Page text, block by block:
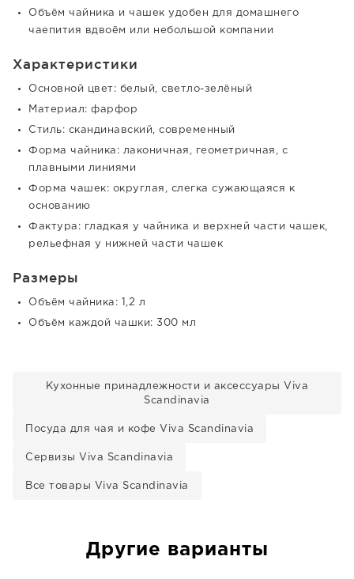
Объём чайника и чашек удобен для домашнего
чаепития вдвоём или небольшой компании
Характеристики
Основной цвет: белый, светло-зелёный
Материал: фарфор
Стиль: скандинавский, современный
Форма чайника: лаконичная, геометричная, с
плавными линиями
Форма чашек: округлая, слегка сужающаяся к
основанию
Фактура: гладкая у чайника и верхней части чашек,
рельефная у нижней части чашек
Размеры
Объём чайника: 1,2 л
Объём каждой чашки: 300 мл
Кухонные принадлежности и аксессуары Viva
Scandinavia
Посуда для чая и кофе Viva Scandinavia
Сервизы Viva Scandinavia
Все товары Viva Scandinavia
Другие варианты